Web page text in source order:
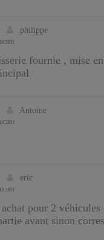
philippe
fournie , mise
Antoine
eric
pour 2
avant sinon